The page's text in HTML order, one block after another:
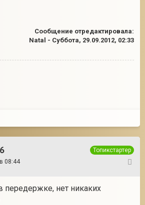
Сообщение отредактировала:
Natal - Суббота, 29.09.2012, 02:33
Топикстартер
08:44
передержке, нет никаких